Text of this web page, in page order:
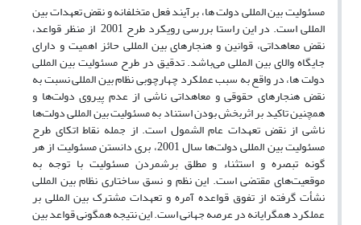
مسئولیت بین المللی دولت ها، برآیند فعل متخلفانه و نقض تعهدات بین
المللی است. در این راستا بررسی رویکرد طرح 2001 از منظر قواعد،
نقض معاهداتی، قوانین و هنجارهای بین المللی حائز اهمیت و دارای
جایگاه والای بین المللی می‌باشد. تدقیق در طرح مسئولیت بین المللی
دولت ها، در واقع به سبب عملکرد چهارچوبی نظام بین المللی نسبت به
نقض هنجارهای حقوقی و معاهداتی ناشی از عدم پیروی دولت‌ها و
همچنین تاکید بر اثربخش بودن استناد به مسئولیت بین المللی دولت‌ها
ناشی از نقض تعهدات عام الشمول است. از جمله نقاط اتکای طرح
مسئولیت بین المللی دولت‌ها سال 2001، بری دانستن مسئولیت از هر
گونه تبصره و استثناء و مطلق برشمردن مسئولیت با توجه به
موقعیت‌های مقتضی است. این نظم و نسق ساختاری نظام بین المللی
نشأت گرفته از تفوق قواعده آمره و تعهدات مشترک بین المللی بر
عملکرد همگرایانه در عرصه جهانی است. این نتیجه همگونی قواعد بین